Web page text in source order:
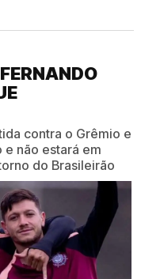
contra o Grêmio e
não estará em
do Brasileirão